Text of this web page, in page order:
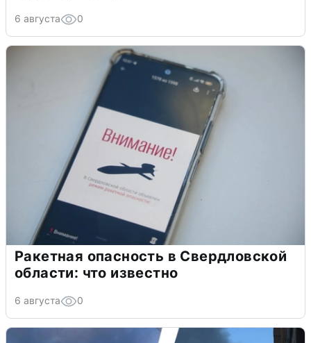
6 августа 0
Ракетная опасность в Свердловской
области: что известно
6 августа 0